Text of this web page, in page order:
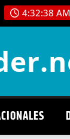
4:32:39 AM